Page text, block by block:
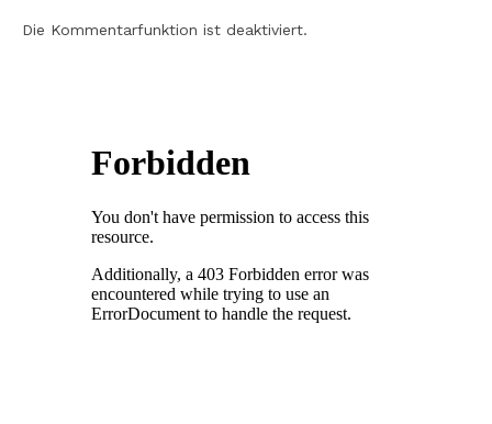
Die Kommentarfunktion ist deaktiviert.